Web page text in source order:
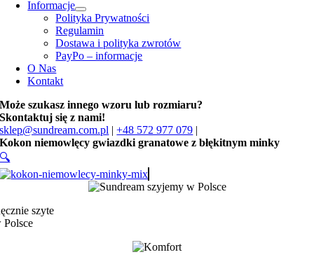
Informacje
Polityka Prywatności
Regulamin
Dostawa i polityka zwrotów
PayPo – informacje
O Nas
Kontakt
Może szukasz innego wzoru lub rozmiaru?
Skontaktuj się z nami!
sklep@sundream.com.pl |+48 572 977 079 |
Kokon niemowlęcy gwiazdki granatowe z błękitnym minky
🔍
szyte
Polsce